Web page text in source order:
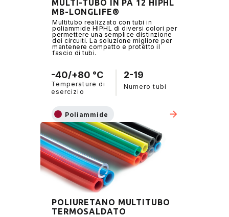
MULTI-TUBO IN PA 12 HIPHL
MB-LONGLIFE®
Multitubo realizzato con tubi in
poliammide HIPHL di diversi colori per
permettere una semplice distinzione
dei circuiti. La soluzione migliore per
mantenere compatto e protetto il
fascio di tubi.
-40/+80 °C
Temperature di
esercizio
2-19
Numero tubi
Poliammide
POLIURETANO MULTITUBO
TERMOSALDATO